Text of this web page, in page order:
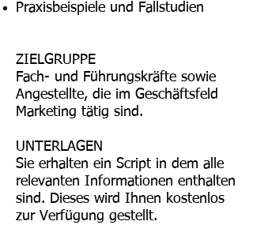
Praxisbeispiele und Fallstudien
ZIELGRUPPE
Fach- und Führungskräfte sowie
Angestellte, die im Geschäftsfeld
Marketing tätig sind.
UNTERLAGEN
Sie erhalten ein Script in dem alle
relevanten Informationen enthalten
sind. Dieses wird Ihnen kostenlos
zur Verfügung gestellt.